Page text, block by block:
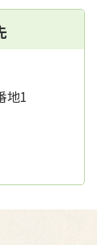
地1